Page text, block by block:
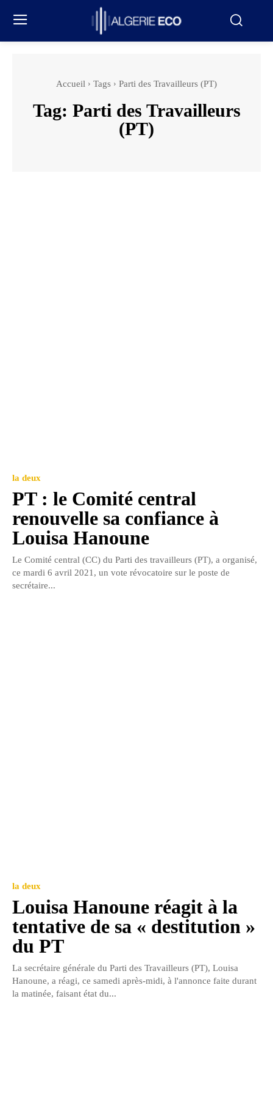
Accueil Tags Parti des Travailleurs (PT)
Tag: Parti des Travailleurs
(PT)
la deux
PT : le Comité central
renouvelle sa confiance à
Louisa Hanoune
Le Comité central (CC) du Parti des travailleurs (PT), a organisé,
ce mardi 6 avril 2021, un vote révocatoire sur le poste de
secrétaire...
la deux
Louisa Hanoune réagit à la
tentative de sa « destitution »
du PT
La secrétaire générale du Parti des Travailleurs (PT), Louisa
Hanoune, a réagi, ce samedi après-midi, à l'annonce faite durant
la matinée, faisant état du...